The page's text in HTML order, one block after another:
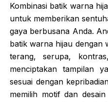
Kombinasi batik warna
untuk memberikan
gaya berbusana Anda.
batik warna hijau dengan
terang, serupa,
menciptakan tampilan
sesuai dengan
memilih motif dan